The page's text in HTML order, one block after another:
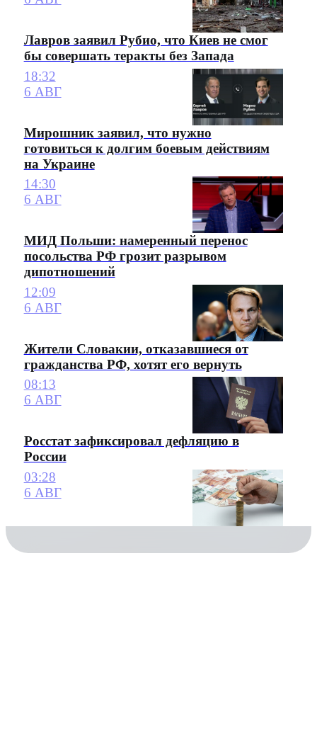
Лавров заявил Рубио, что Киев не смог
бы совершать теракты без Запада
18:32
6 АВГ
Мирошник заявил, что нужно
готовиться к долгим боевым действиям
на Украине
14:30
6 АВГ
МИД Польши: намеренный перенос
посольства РФ грозит разрывом
дипотношений
12:09
6 АВГ
Жители Словакии, отказавшиеся от
гражданства РФ, хотят его вернуть
08:13
6 АВГ
Росстат зафиксировал дефляцию в
России
03:28
6 АВГ